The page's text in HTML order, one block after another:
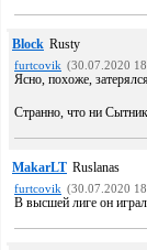
Block Rusty
furtcovik (30.07.2020
Ясно, похоже,
Странно, что ни
MakarLT Ruslanas
furtcovik (30.07.2020
В высшей лиге он играл